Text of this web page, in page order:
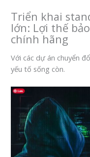
Triển khai
lớn: Lợi thế
chính hãng
Với các dự án chuyển
yếu tố sống còn.